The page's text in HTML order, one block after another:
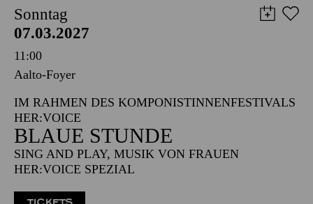
AALTO MUSIKTHEATER
Sonntag
07.03.2027
11:00
Aalto-Foyer
IM RAHMEN DES KOMPONISTINNENFESTIVALS
HER:VOICE
BLAUE STUNDE
SING AND PLAY, MUSIK VON FRAUEN